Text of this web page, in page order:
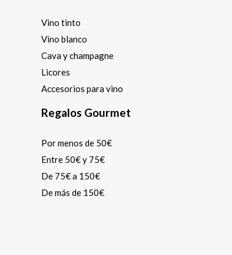
Vino tinto
Vino blanco
Cava y champagne
Licores
Accesorios para vino
Regalos Gourmet
Por menos de 50€
Entre 50€ y 75€
De 75€ a 150€
De más de 150€